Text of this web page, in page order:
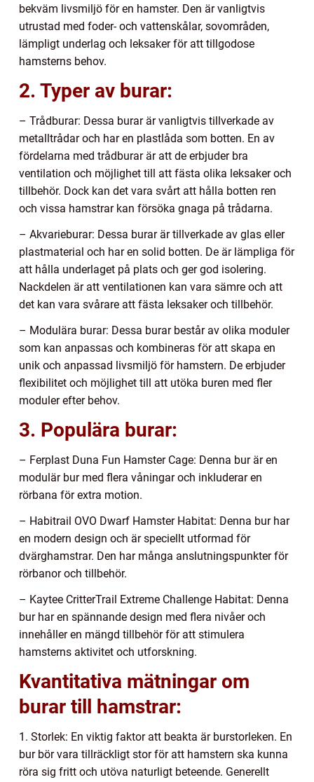
bekväm livsmiljö för en hamster. Den är vanligtvis
utrustad med foder- och vattenskålar, sovområden,
lämpligt underlag och leksaker för att tillgodose
hamsterns behov.
2. Typer av burar:
– Trådburar: Dessa burar är vanligtvis tillverkade av
metalltrådar och har en plastlåda som botten. En av
fördelarna med trådburar är att de erbjuder bra
ventilation och möjlighet till att fästa olika leksaker och
tillbehör. Dock kan det vara svårt att hålla botten ren
och vissa hamstrar kan försöka gnaga på trådarna.
– Akvarieburar: Dessa burar är tillverkade av glas eller
plastmaterial och har en solid botten. De är lämpliga för
att hålla underlaget på plats och ger god isolering.
Nackdelen är att ventilationen kan vara sämre och att
det kan vara svårare att fästa leksaker och tillbehör.
– Modulära burar: Dessa burar består av olika moduler
som kan anpassas och kombineras för att skapa en
unik och anpassad livsmiljö för hamstern. De erbjuder
flexibilitet och möjlighet till att utöka buren med fler
moduler efter behov.
3. Populära burar:
– Ferplast Duna Fun Hamster Cage: Denna bur är en
modulär bur med flera våningar och inkluderar en
rörbana för extra motion.
– Habitrail OVO Dwarf Hamster Habitat: Denna bur har
en modern design och är speciellt utformad för
dvärghamstrar. Den har många anslutningspunkter för
rörbanor och tillbehör.
– Kaytee CritterTrail Extreme Challenge Habitat: Denna
bur har en spännande design med flera nivåer och
innehåller en mängd tillbehör för att stimulera
hamsterns aktivitet och utforskning.
Kvantitativa mätningar om
burar till hamstrar:
1. Storlek: En viktig faktor att beakta är burstorleken. En
bur bör vara tillräckligt stor för att hamstern ska kunna
röra sig fritt och utöva naturligt beteende. Generellt